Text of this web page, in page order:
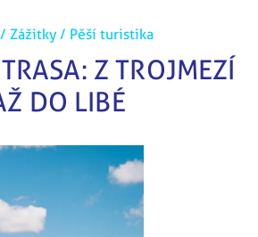
/ Zážitky / Pěší turistika
Z TROJMEZÍ
DO LIBÉ